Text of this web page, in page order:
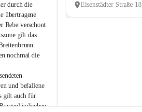
durch die
übertragene
Rebe verschont
gilt das
nochmal die
und befallene
gilt auch für
e
u